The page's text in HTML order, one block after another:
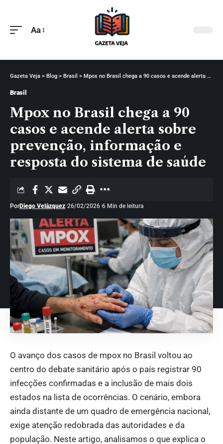
Aa
Gazeta Veja > Blog > Brasil > Mpox no Brasil chega a 90 casos e acende alerta sobre prevenção, informação e resposta do sistema de saúde
Brasil
Mpox no Brasil chega a 90
casos e acende alerta sobre
prevenção, informação e
resposta do sistema de saúde
PorDiego Velázquez 26/02/2026 6 Min de leitura
O avanço dos casos de mpox no Brasil voltou ao
centro do debate sanitário após o país registrar 90
infecções confirmadas e a inclusão de mais dois
estados na lista de ocorrências. O cenário, embora
ainda distante de um quadro de emergência nacional,
exige atenção redobrada das autoridades e da
população. Neste artigo, analisamos o que explica o